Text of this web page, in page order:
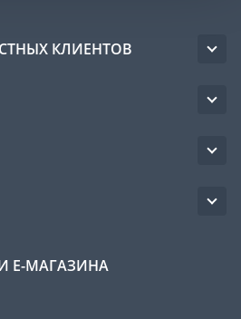
КЛИЕНТОВ
Е-МАГАЗИНА